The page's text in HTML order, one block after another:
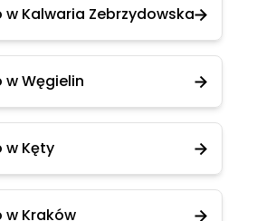
w Kalwaria Zebrzydowska
w Węgielin
w Kęty
w Kraków